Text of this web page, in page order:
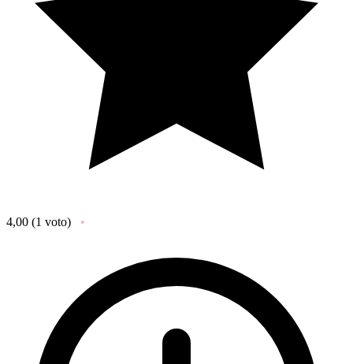
4,00 (1 voto)